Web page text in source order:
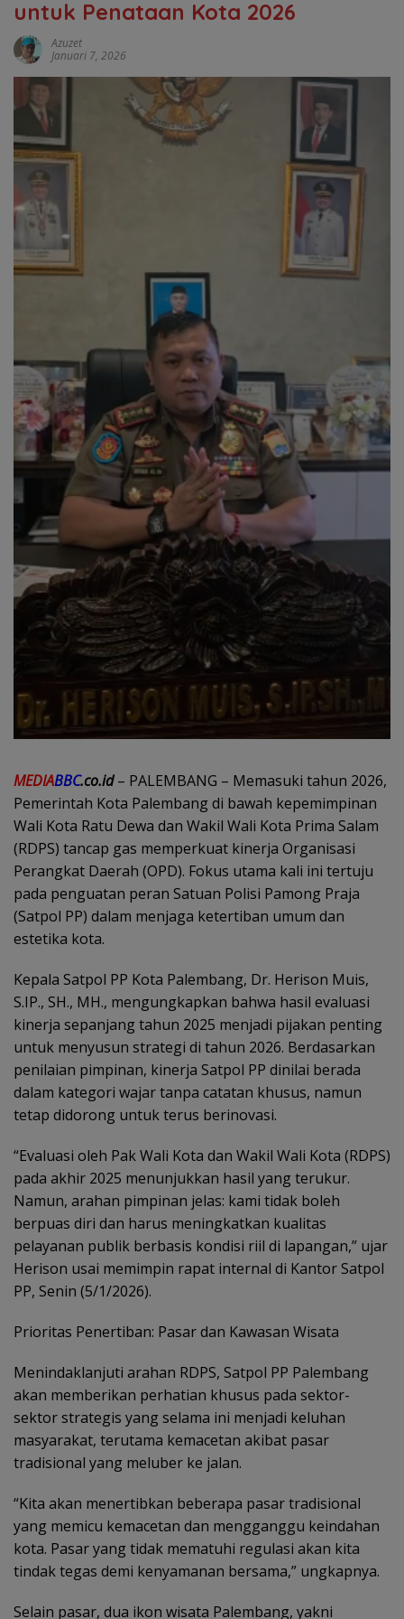
untuk Penataan Kota 2026
Azuzet
Januari 7, 2026
MEDIABBC.co.id– PALEMBANG – Memasuki tahun 2026,
Pemerintah Kota Palembang di bawah kepemimpinan
Wali Kota Ratu Dewa dan Wakil Wali Kota Prima Salam
(RDPS) tancap gas memperkuat kinerja Organisasi
Perangkat Daerah (OPD). Fokus utama kali ini tertuju
pada penguatan peran Satuan Polisi Pamong Praja
(Satpol PP) dalam menjaga ketertiban umum dan
estetika kota.
Kepala Satpol PP Kota Palembang, Dr. Herison Muis,
S.IP., SH., MH., mengungkapkan bahwa hasil evaluasi
kinerja sepanjang tahun 2025 menjadi pijakan penting
untuk menyusun strategi di tahun 2026. Berdasarkan
penilaian pimpinan, kinerja Satpol PP dinilai berada
dalam kategori wajar tanpa catatan khusus, namun
tetap didorong untuk terus berinovasi.
“Evaluasi oleh Pak Wali Kota dan Wakil Wali Kota (RDPS)
pada akhir 2025 menunjukkan hasil yang terukur.
Namun, arahan pimpinan jelas: kami tidak boleh
berpuas diri dan harus meningkatkan kualitas
pelayanan publik berbasis kondisi riil di lapangan,” ujar
Herison usai memimpin rapat internal di Kantor Satpol
PP, Senin (5/1/2026).
Prioritas Penertiban: Pasar dan Kawasan Wisata
Menindaklanjuti arahan RDPS, Satpol PP Palembang
akan memberikan perhatian khusus pada sektor-
sektor strategis yang selama ini menjadi keluhan
masyarakat, terutama kemacetan akibat pasar
tradisional yang meluber ke jalan.
“Kita akan menertibkan beberapa pasar tradisional
yang memicu kemacetan dan mengganggu keindahan
kota. Pasar yang tidak mematuhi regulasi akan kita
tindak tegas demi kenyamanan bersama,” ungkapnya.
Selain pasar, dua ikon wisata Palembang, yakni